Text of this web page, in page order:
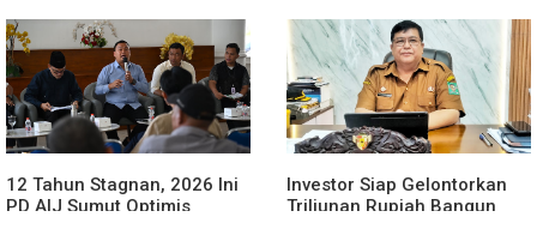
Sampai Desa
Nilai Perjuangan Tokoh
Bangsa
12 Tahun Stagnan, 2026 Ini
PD AIJ Sumut Optimis
Investor Siap Gelontorkan
Triliunan Rupiah Bangun